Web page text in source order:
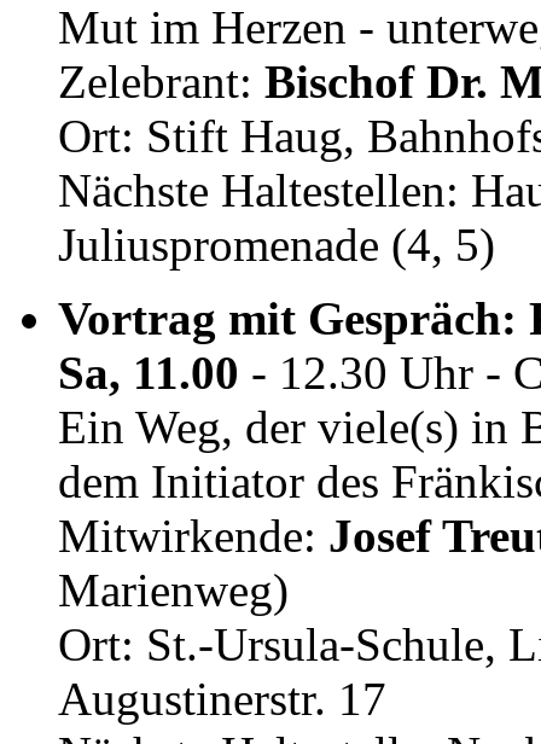
Mut im Herzen -
Zelebrant: Bischof Dr.
Ort: Stift Haug,
Nächste Haltestellen:
Juliuspromenade (4, 5)
Vortrag mit Gespräch:
Sa, 11.00 - 12.30 Uhr -
Ein Weg, der viele(s) in
dem Initiator des
Mitwirkende: Josef
Marienweg)
Ort: St.-Ursula-Schule,
Augustinerstr. 17